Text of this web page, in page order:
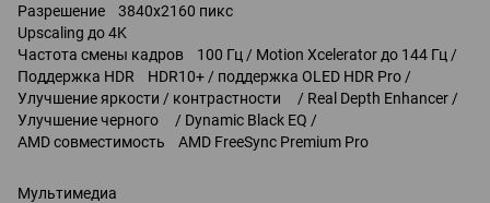
Разрешение 3840x2160 пикс
Upscaling до 4K
Частота смены кадров 100 Гц / Motion Xcelerator до 144 Гц /
Поддержка HDR HDR10+ / поддержка OLED HDR Pro /
Улучшение яркости / контрастности / Real Depth Enhancer /
Улучшение черного / Dynamic Black EQ /
AMD совместимость AMD FreeSync Premium Pro
Мультимедиа